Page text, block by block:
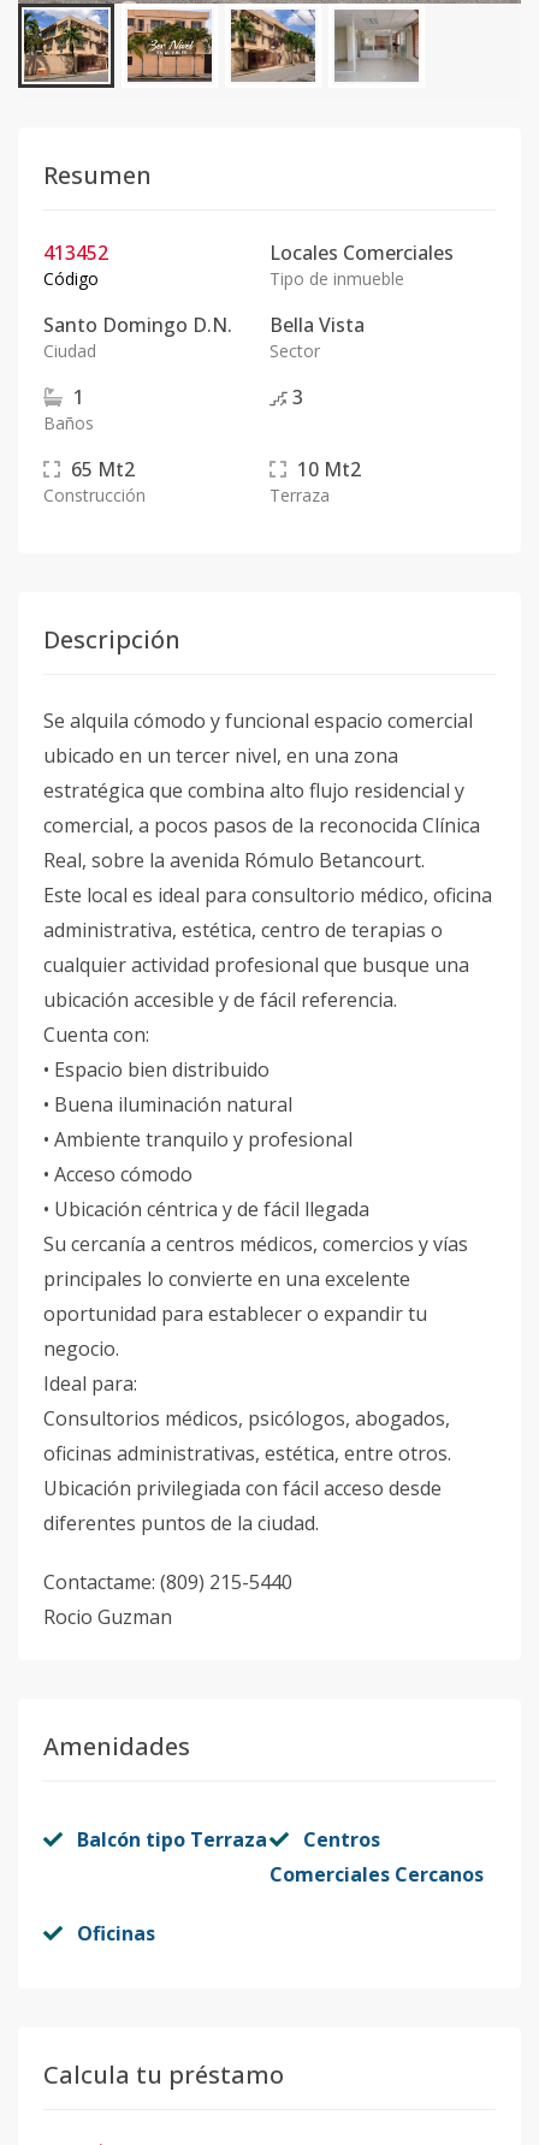
Resumen
413452
Código
Locales Comerciales
Tipo de inmueble
Santo Domingo D.N.
Ciudad
Bella Vista
Sector
1
Baños
3
65 Mt2
Construcción
10 Mt2
Terraza
Descripción
Se alquila cómodo y funcional espacio comercial
ubicado en un tercer nivel, en una zona
estratégica que combina alto flujo residencial y
comercial, a pocos pasos de la reconocida Clínica
Real, sobre la avenida Rómulo Betancourt.
Este local es ideal para consultorio médico, oficina
administrativa, estética, centro de terapias o
cualquier actividad profesional que busque una
ubicación accesible y de fácil referencia.
Cuenta con:
• Espacio bien distribuido
• Buena iluminación natural
• Ambiente tranquilo y profesional
• Acceso cómodo
• Ubicación céntrica y de fácil llegada
Su cercanía a centros médicos, comercios y vías
principales lo convierte en una excelente
oportunidad para establecer o expandir tu
negocio.
Ideal para:
Consultorios médicos, psicólogos, abogados,
oficinas administrativas, estética, entre otros.
Ubicación privilegiada con fácil acceso desde
diferentes puntos de la ciudad.
Contactame: (809) 215-5440
Rocio Guzman
Amenidades
Balcón tipo Terraza
Centros
Comerciales Cercanos
Oficinas
Calcula tu préstamo